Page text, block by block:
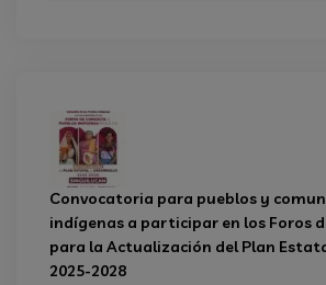
Convocatoria para pueblos y
indígenas a participar en los Foros
para la Actualización del Plan
2025-2028